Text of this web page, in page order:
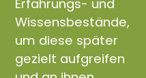
Erfahrungs- und
Wissensbestände,
um diese später
gezielt aufgreifen